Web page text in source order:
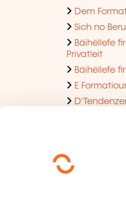
Dem
Sich no
Bäihëllefe
Privatleit
Bäihëllefe
E